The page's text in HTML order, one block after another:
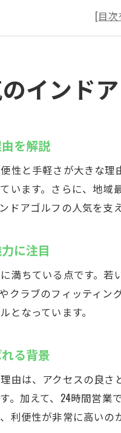
浦安駅近でインドアゴル
ンドアゴルフスクール
浦安のゴルフ練習場と比
安値！5000円で始める
円から始められるイ
安いインドアゴルフスク
コスト重視派に人気なイ
ンドアゴルフスクール
営業のウテミル浦安でゴ
24時間営業のインドアゴ
ンドアゴルフスクール
事帰りに通いやすいイ
時間営業のゴルフ練習
しい方におすすめのイ
徒歩30秒の便利なイン
ンドアゴルフスクール
インド
を解説
性と手軽さが大きな
います。さらに、地
アゴルフの人気を支え
に注目
満ちている点です。
クラブのフィッティ
となっています。
る背景
由は、アクセスの良
。加えて、24時間営
便性が非常に高いの